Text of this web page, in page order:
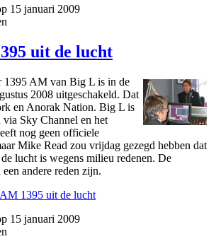
15 januari 2009
uit de lucht
1395 AM van Big L is in de
2008 uitgeschakeld. Dat
en Anorak Nation. Big L is
Sky Channel en het
nog geen officiele
Mike Read zou vrijdag gezegd hebben dat
lucht is wegens milieu redenen. De
andere reden zijn.
1395 uit de lucht
15 januari 2009